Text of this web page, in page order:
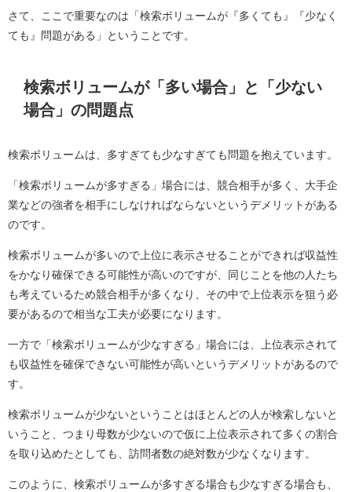
さて、ここで重要なのは「検索ボリュームが『多くても』『少なく
ても』問題がある」ということです。
検索ボリュームが「多い場合」と「少ない
場合」の問題点
検索ボリュームは、多すぎても少なすぎても問題を抱えています。
「検索ボリュームが多すぎる」場合には、競合相手が多く、大手企
業などの強者を相手にしなければならないというデメリットがある
のです。
検索ボリュームが多いので上位に表示させることができれば収益性
をかなり確保できる可能性が高いのですが、同じことを他の人たち
も考えているため競合相手が多くなり、その中で上位表示を狙う必
要があるので相当な工夫が必要になります。
一方で「検索ボリュームが少なすぎる」場合には、上位表示されて
も収益性を確保できない可能性が高いというデメリットがあるので
す。
検索ボリュームが少ないということはほとんどの人が検索しないと
いうこと、つまり母数が少ないので仮に上位表示されて多くの割合
を取り込めたとしても、訪問者数の絶対数が少なくなります。
このように、検索ボリュームが多すぎる場合も少なすぎる場合も、